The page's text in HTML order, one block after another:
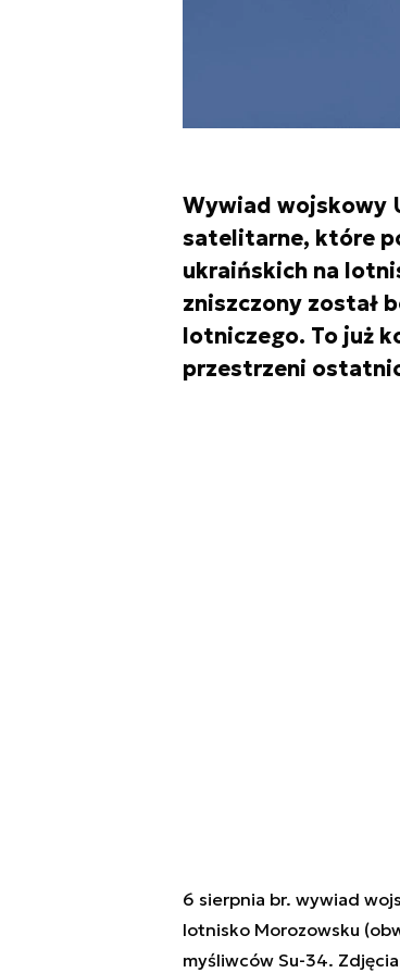
Wywiad wojskowy
satelitarne, które
ukraińskich na
zniszczony został
lotniczego. To już
przestrzeni
6 sierpnia br. wywiad
lotnisko Morozowsku
myśliwców Su-34.